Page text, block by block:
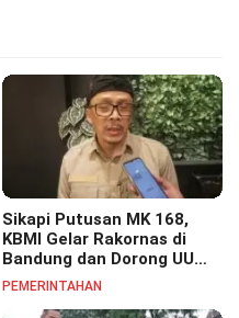
Sikapi Putusan MK 168,
KBMI Gelar Rakornas di
Bandung dan Dorong UU
Perlindungan Pekerja
PEMERINTAHAN